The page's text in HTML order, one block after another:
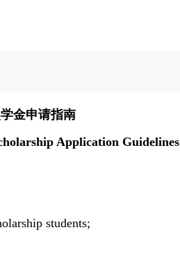
金申请指南
Application Guidelines
students;